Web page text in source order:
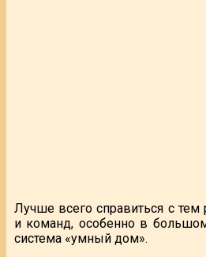
Лучше всего справиться с тем
и команд, особенно в
система «умный дом».